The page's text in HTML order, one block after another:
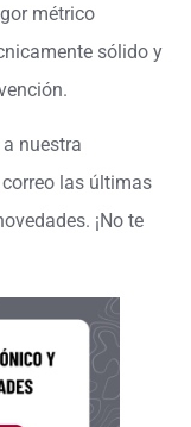
métrico
sólido y
nuestra
las últimas
¡No te